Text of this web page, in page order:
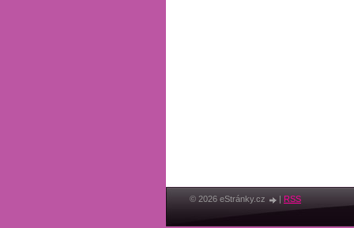
© 2026 eStránky.cz RSS